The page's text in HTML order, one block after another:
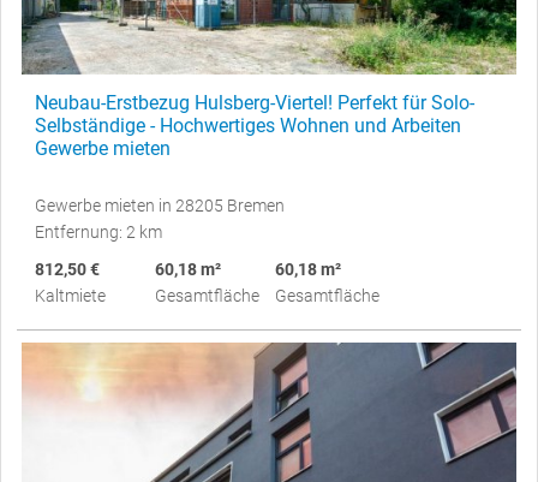
Neubau-Erstbezug Hulsberg-Viertel! Perfekt für Solo-
Selbständige - Hochwertiges Wohnen und Arbeiten
Gewerbe mieten
Gewerbe mieten in 28205 Bremen
Entfernung: 2 km
812,50 €
Kaltmiete
60,18 m²
Gesamtfläche
60,18 m²
Gesamtfläche